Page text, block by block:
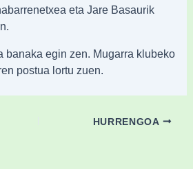
eta Jare Basaurik
banaka egin zen. Mugarra klubeko
postua lortu zuen.
HURRENGOA